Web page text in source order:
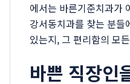
에서는 바른기준치과가
강서동치과를 찾는 분들
있는지, 그 편리함의 모
바쁜 직장인